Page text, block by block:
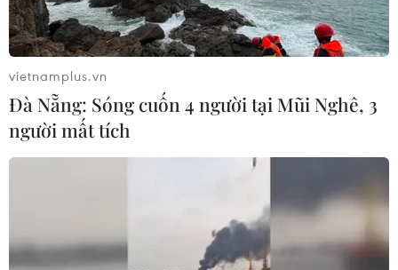
vietnamplus.vn
Đà Nẵng: Sóng cuốn 4 người tại Mũi Nghê, 3
người mất tích